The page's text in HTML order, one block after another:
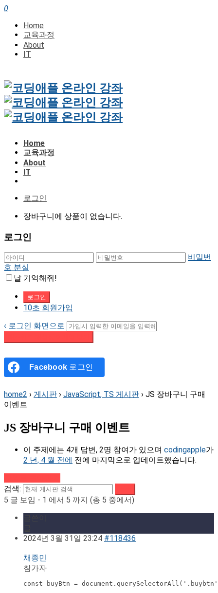
0
Home
교육과정
About
IT
Home
교육과정
About
IT
로그인
장바구니에 상품이 없습니다.
로그인
비밀번
호 분실
날 기억해줘!
10초 회원가입
‹ 로그인 화면으로
Facebook 로그인
home2 › 게시판 › JavaScript, TS 게시판 › JS 장바구니 구매
이벤트
JS 장바구니 구매 이벤트
이 주제에는 4개 답변, 2명 참여가 있으며 codingapple가
2 년, 4 월 전에 전에 마지막으로 업데이트했습니다.
검색:
5 글 보임 - 1 에서 5 까지 (총 5 중에서)
2024년 3월 31일 23:24 #118436
채종민
참가자
const buyBtn =